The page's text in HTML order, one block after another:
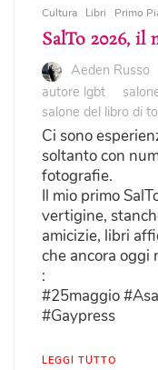
Cultura Libri Primo
SalTo 2026, il
Aeden Russo
autore lgbt
salone del libro di
Ci sono
soltanto con
fotografie.
Il mio primo
vertigine,
amicizie, libri
che ancora oggi
:
#25maggio
#Gaypress
LEGGI TUTTO